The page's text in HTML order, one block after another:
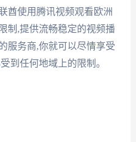
酋使用腾讯视频观看欧洲
制,提供流畅稳定的视频播
服务商,你就可以尽情享受
到任何地域上的限制。